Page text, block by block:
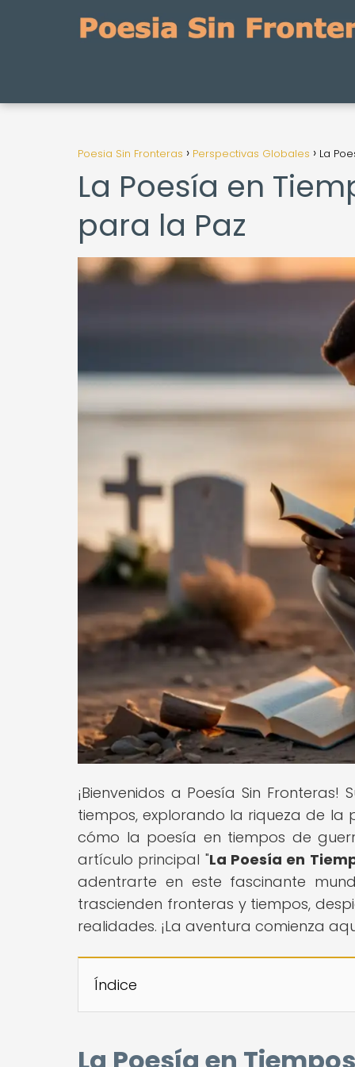
Poesia Sin Fronteras Perspectivas Globales La
La Poesía en
para la Paz
¡Bienvenidos a Poesía Sin
tiempos, explorando la riqueza de la
cómo la poesía en tiempos de
artículo principal "La Poesía en
adentrarte en este fascinante
trascienden fronteras y tiempos,
realidades. ¡La aventura comienza
Índice